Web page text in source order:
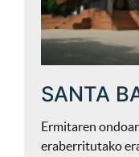
SANTA
Ermitaren
eraberritutako